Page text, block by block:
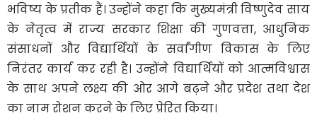
भविष्य के प्रतीक हैं। उन्होंने कहा कि मुख्यमंत्री विष्णुदेव साय
के नेतृत्व में राज्य सरकार शिक्षा की गुणवत्ता, आधुनिक
संसाधनों और विद्यार्थियों के सर्वांगीण विकास के लिए
निरंतर कार्य कर रही है। उन्होंने विद्यार्थियों को आत्मविश्वास
के साथ अपने लक्ष्य की ओर आगे बढ़ने और प्रदेश तथा देश
का नाम रोशन करने के लिए प्रेरित किया।